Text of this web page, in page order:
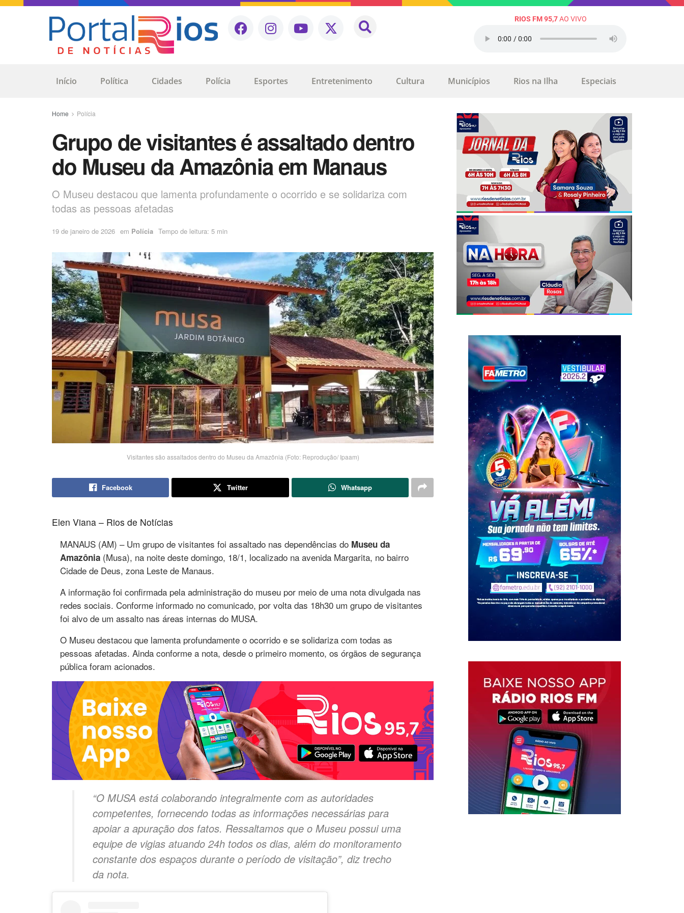
RIOS FM 95,7AO VIVO
Início Política Cidades Polícia Esportes Entretenimento Cultura Municípios Rios na Ilha Especiais
Home Polícia
Grupo de visitantes é assaltado dentro
do Museu da Amazônia em Manaus
O Museu destacou que lamenta profundamente o ocorrido e se solidariza com
todas as pessoas afetadas
19 de janeiro de 2026 em Polícia Tempo de leitura: 5 min
Visitantes são assaltados dentro do Museu da Amazônia (Foto: Reprodução/ Ipaam)
Facebook Twitter Whatsapp
Elen Viana – Rios de Notícias
MANAUS (AM) – Um grupo de visitantes foi assaltado nas dependências do Museu da
Amazônia (Musa), na noite deste domingo, 18/1, localizado na avenida Margarita, no bairro
Cidade de Deus, zona Leste de Manaus.
A informação foi confirmada pela administração do museu por meio de uma nota divulgada nas
redes sociais. Conforme informado no comunicado, por volta das 18h30 um grupo de visitantes
foi alvo de um assalto nas áreas internas do MUSA.
O Museu destacou que lamenta profundamente o ocorrido e se solidariza com todas as
pessoas afetadas. Ainda conforme a nota, desde o primeiro momento, os órgãos de segurança
pública foram acionados.
“O MUSA está colaborando integralmente com as autoridades
competentes, fornecendo todas as informações necessárias para
apoiar a apuração dos fatos. Ressaltamos que o Museu possui uma
equipe de vigias atuando 24h todos os dias, além do monitoramento
constante dos espaços durante o período de visitação”, diz trecho
da nota.